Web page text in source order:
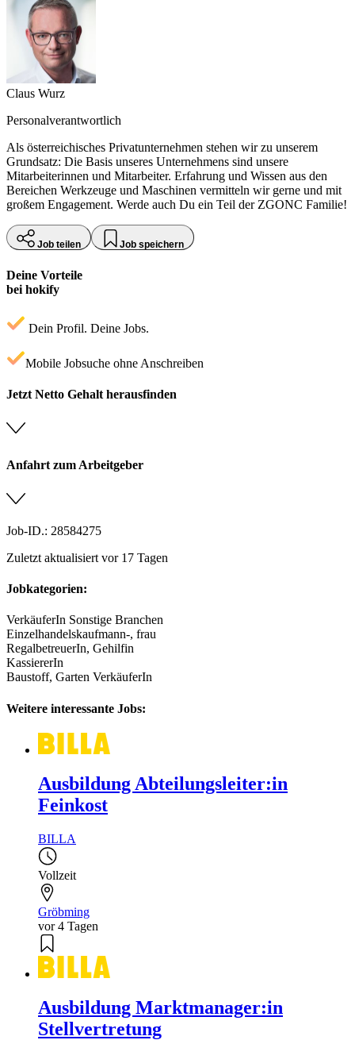
Claus Wurz
Personalverantwortlich
Als österreichisches Privatunternehmen stehen wir zu unserem
Grundsatz: Die Basis unseres Unternehmens sind unsere
Mitarbeiterinnen und Mitarbeiter. Erfahrung und Wissen aus den
Bereichen Werkzeuge und Maschinen vermitteln wir gerne und mit
großem Engagement. Werde auch Du ein Teil der ZGONC Familie!
Job teilen Job speichern
Deine Vorteile
bei hokify
Dein Profil. Deine Jobs.
Mobile Jobsuche ohne Anschreiben
Jetzt Netto Gehalt herausfinden
Anfahrt zum Arbeitgeber
Job-ID.: 28584275
Zuletzt aktualisiert vor 17 Tagen
Jobkategorien:
VerkäuferIn Sonstige Branchen
Einzelhandelskaufmann-, frau
RegalbetreuerIn, Gehilfin
KassiererIn
Baustoff, Garten VerkäuferIn
Weitere interessante Jobs:
Ausbildung Abteilungsleiter:in
Feinkost
BILLA
Vollzeit
Gröbming
vor 4 Tagen
Ausbildung Marktmanager:in
Stellvertretung